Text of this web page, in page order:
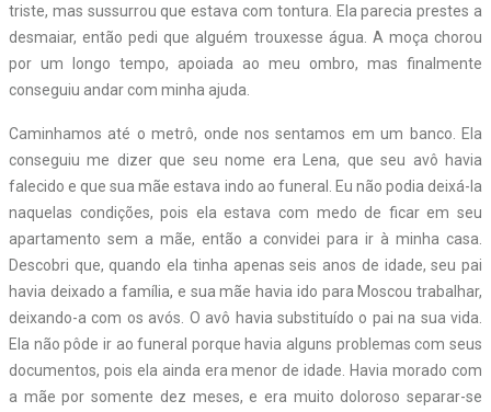
triste, mas sussurrou que estava com tontura. Ela parecia prestes a
desmaiar, então pedi que alguém trouxesse água. A moça chorou
por um longo tempo, apoiada ao meu ombro, mas finalmente
conseguiu andar com minha ajuda.
Caminhamos até o metrô, onde nos sentamos em um banco. Ela
conseguiu me dizer que seu nome era Lena, que seu avô havia
falecido e que sua mãe estava indo ao funeral. Eu não podia deixá-la
naquelas condições, pois ela estava com medo de ficar em seu
apartamento sem a mãe, então a convidei para ir à minha casa.
Descobri que, quando ela tinha apenas seis anos de idade, seu pai
havia deixado a família, e sua mãe havia ido para Moscou trabalhar,
deixando-a com os avós. O avô havia substituído o pai na sua vida.
Ela não pôde ir ao funeral porque havia alguns problemas com seus
documentos, pois ela ainda era menor de idade. Havia morado com
a mãe por somente dez meses, e era muito doloroso separar-se